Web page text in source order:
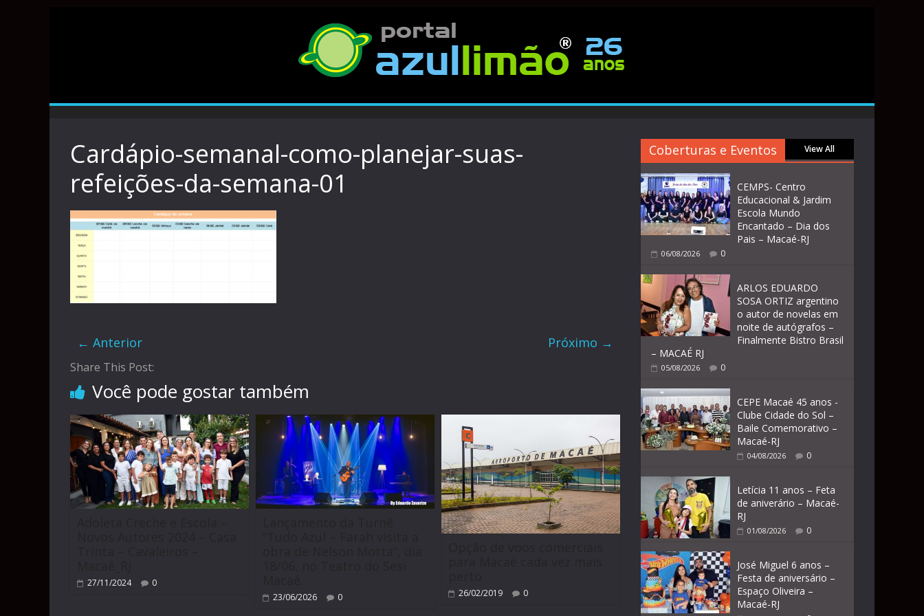
Cardápio-semanal-como-planejar-suas-
refeições-da-semana-01
← Anterior Próximo →
Share This Post:
Você pode gostar também
27/11/2024 0
23/06/2026 0 26/02/2019 0
Coberturas e Eventos View All
CEMPS- Centro
Educacional & Jardim
Escola Mundo
Encantado – Dia dos
Pais – Macaé-RJ
06/08/2026 0
ARLOS EDUARDO
SOSA ORTIZ argentino
o autor de novelas em
noite de autógrafos –
Finalmente Bistro Brasil
– MACAÉ RJ
05/08/2026 0
CEPE Macaé 45 anos -
Clube Cidade do Sol –
Baile Comemorativo –
Macaé-RJ
04/08/2026 0
Letícia 11 anos – Feta
de aniverário – Macaé-
RJ
01/08/2026 0
José Miguel 6 anos –
Festa de aniversário –
Espaço Oliveira –
Macaé-RJ